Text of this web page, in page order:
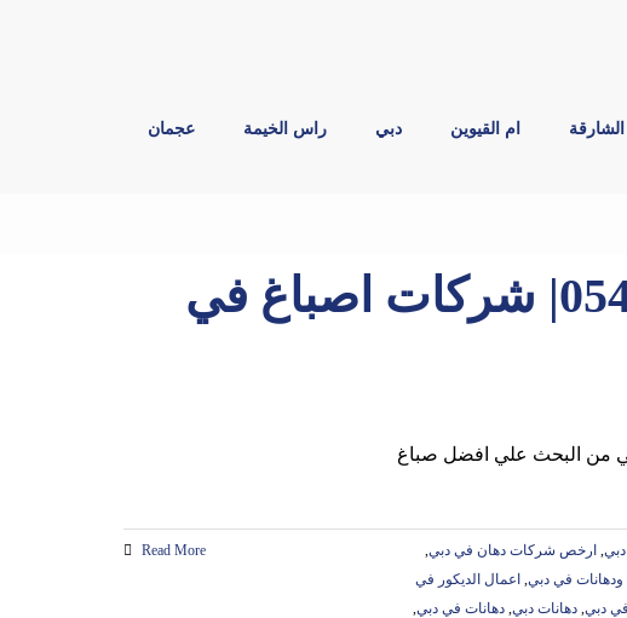
الشارقة ام القيوين دبي راس الخيمة عجمان
صباغ في دبي |0544026642| شركات اصباغ في
, ارخص شركات دهان في دبي,
ودهانات في دبي, اعمال الديكور في
دبي, دهانات دبي, دهانات في دبي,
Read More